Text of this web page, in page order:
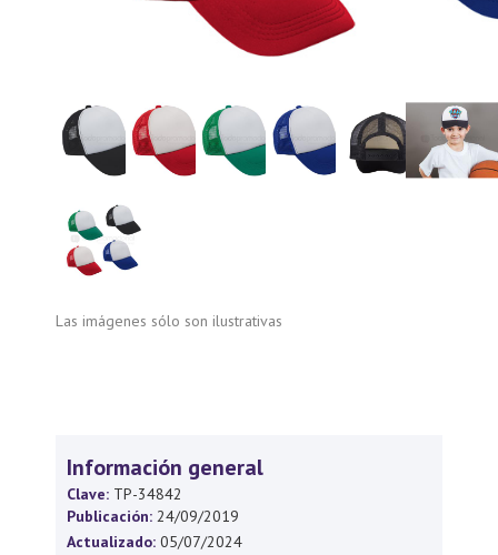
Las imágenes sólo son ilustrativas
Información general
Clave: TP-34842
Publicación: 24/09/2019
Actualizado: 05/07/2024